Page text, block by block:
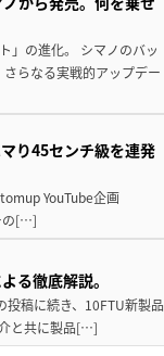
」の進化。 シマノのバッ
らなる実戦的アップデー
り45センチ級を連発
YouTube企画
の[…]
る徹底解説。
稿に続き、10FTU新製品
と共に製品[…]